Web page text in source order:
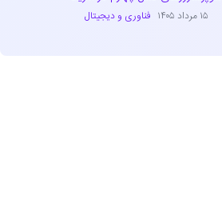
۱۵ مرداد ۱۴۰۵ فناوری و دیجیتال